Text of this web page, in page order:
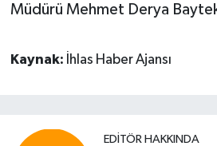
Müdürü Mehmet Derya
Kaynak: İhlas Haber Ajansı
EDITÖR HAKKINDA